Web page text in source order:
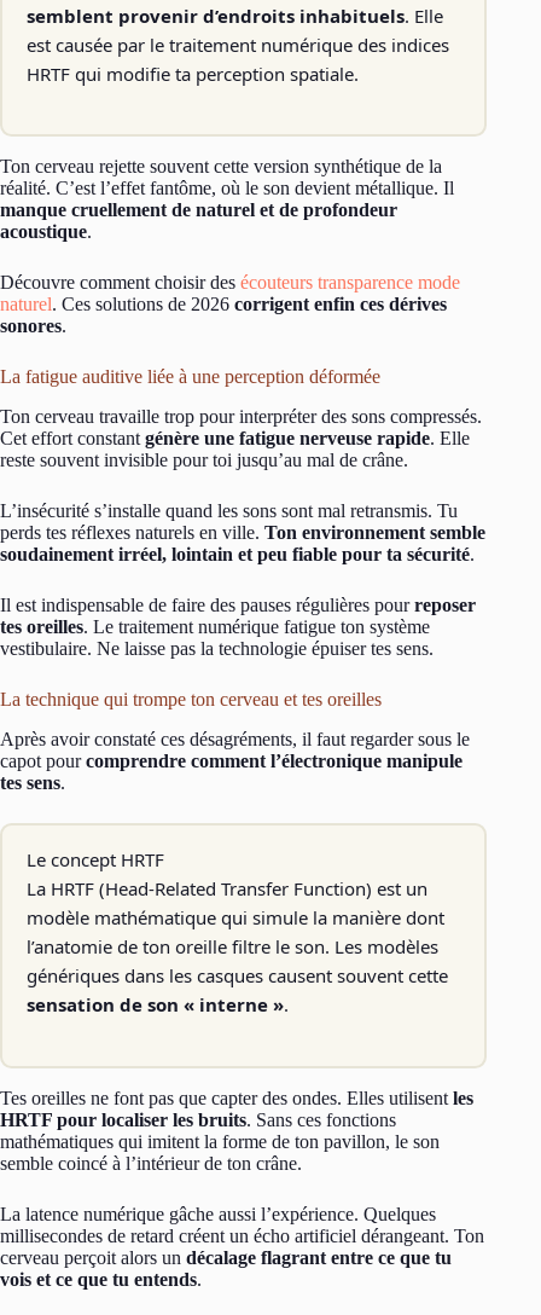
semblent provenir d’endroits inhabituels. Elle
est causée par le traitement numérique des indices
HRTF qui modifie ta perception spatiale.
Ton cerveau rejette souvent cette version synthétique de la
réalité. C’est l’effet fantôme, où le son devient métallique. Il
manque cruellement de naturel et de profondeur
acoustique.
Découvre comment choisir des écouteurs transparence mode
naturel. Ces solutions de 2026 corrigent enfin ces dérives
sonores.
La fatigue auditive liée à une perception déformée
Ton cerveau travaille trop pour interpréter des sons compressés.
Cet effort constant génère une fatigue nerveuse rapide. Elle
reste souvent invisible pour toi jusqu’au mal de crâne.
L’insécurité s’installe quand les sons sont mal retransmis. Tu
perds tes réflexes naturels en ville. Ton environnement semble
soudainement irréel, lointain et peu fiable pour ta sécurité.
Il est indispensable de faire des pauses régulières pourreposer
tes oreilles. Le traitement numérique fatigue ton système
vestibulaire. Ne laisse pas la technologie épuiser tes sens.
La technique qui trompe ton cerveau et tes oreilles
Après avoir constaté ces désagréments, il faut regarder sous le
capot pourcomprendre comment l’électronique manipule
tes sens.
Le concept HRTF
La HRTF (Head-Related Transfer Function) est un
modèle mathématique qui simule la manière dont
l’anatomie de ton oreille filtre le son. Les modèles
génériques dans les casques causent souvent cette
sensation de son « interne ».
Tes oreilles ne font pas que capter des ondes. Elles utilisent les
HRTF pour localiser les bruits. Sans ces fonctions
mathématiques qui imitent la forme de ton pavillon, le son
semble coincé à l’intérieur de ton crâne.
La latence numérique gâche aussi l’expérience. Quelques
millisecondes de retard créent un écho artificiel dérangeant. Ton
cerveau perçoit alors un décalage flagrant entre ce que tu
vois et ce que tu entends.